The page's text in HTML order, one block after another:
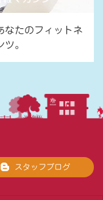
なたのフィットネ
。
スタッフブログ